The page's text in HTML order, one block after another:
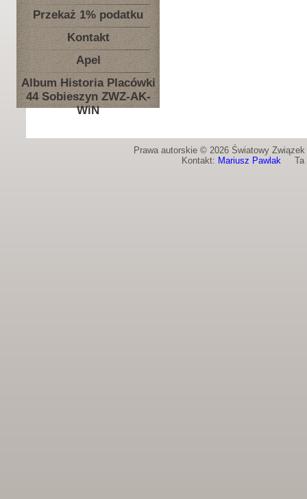
Przekaż 1% podatku
Kontakt
Apel
Album Historia Placówki
44 Sobieszyn ZWZ-AK-
WiN
Prawa autorskie © 2026 Światowy
Kontakt: Mariusz PawlakTa